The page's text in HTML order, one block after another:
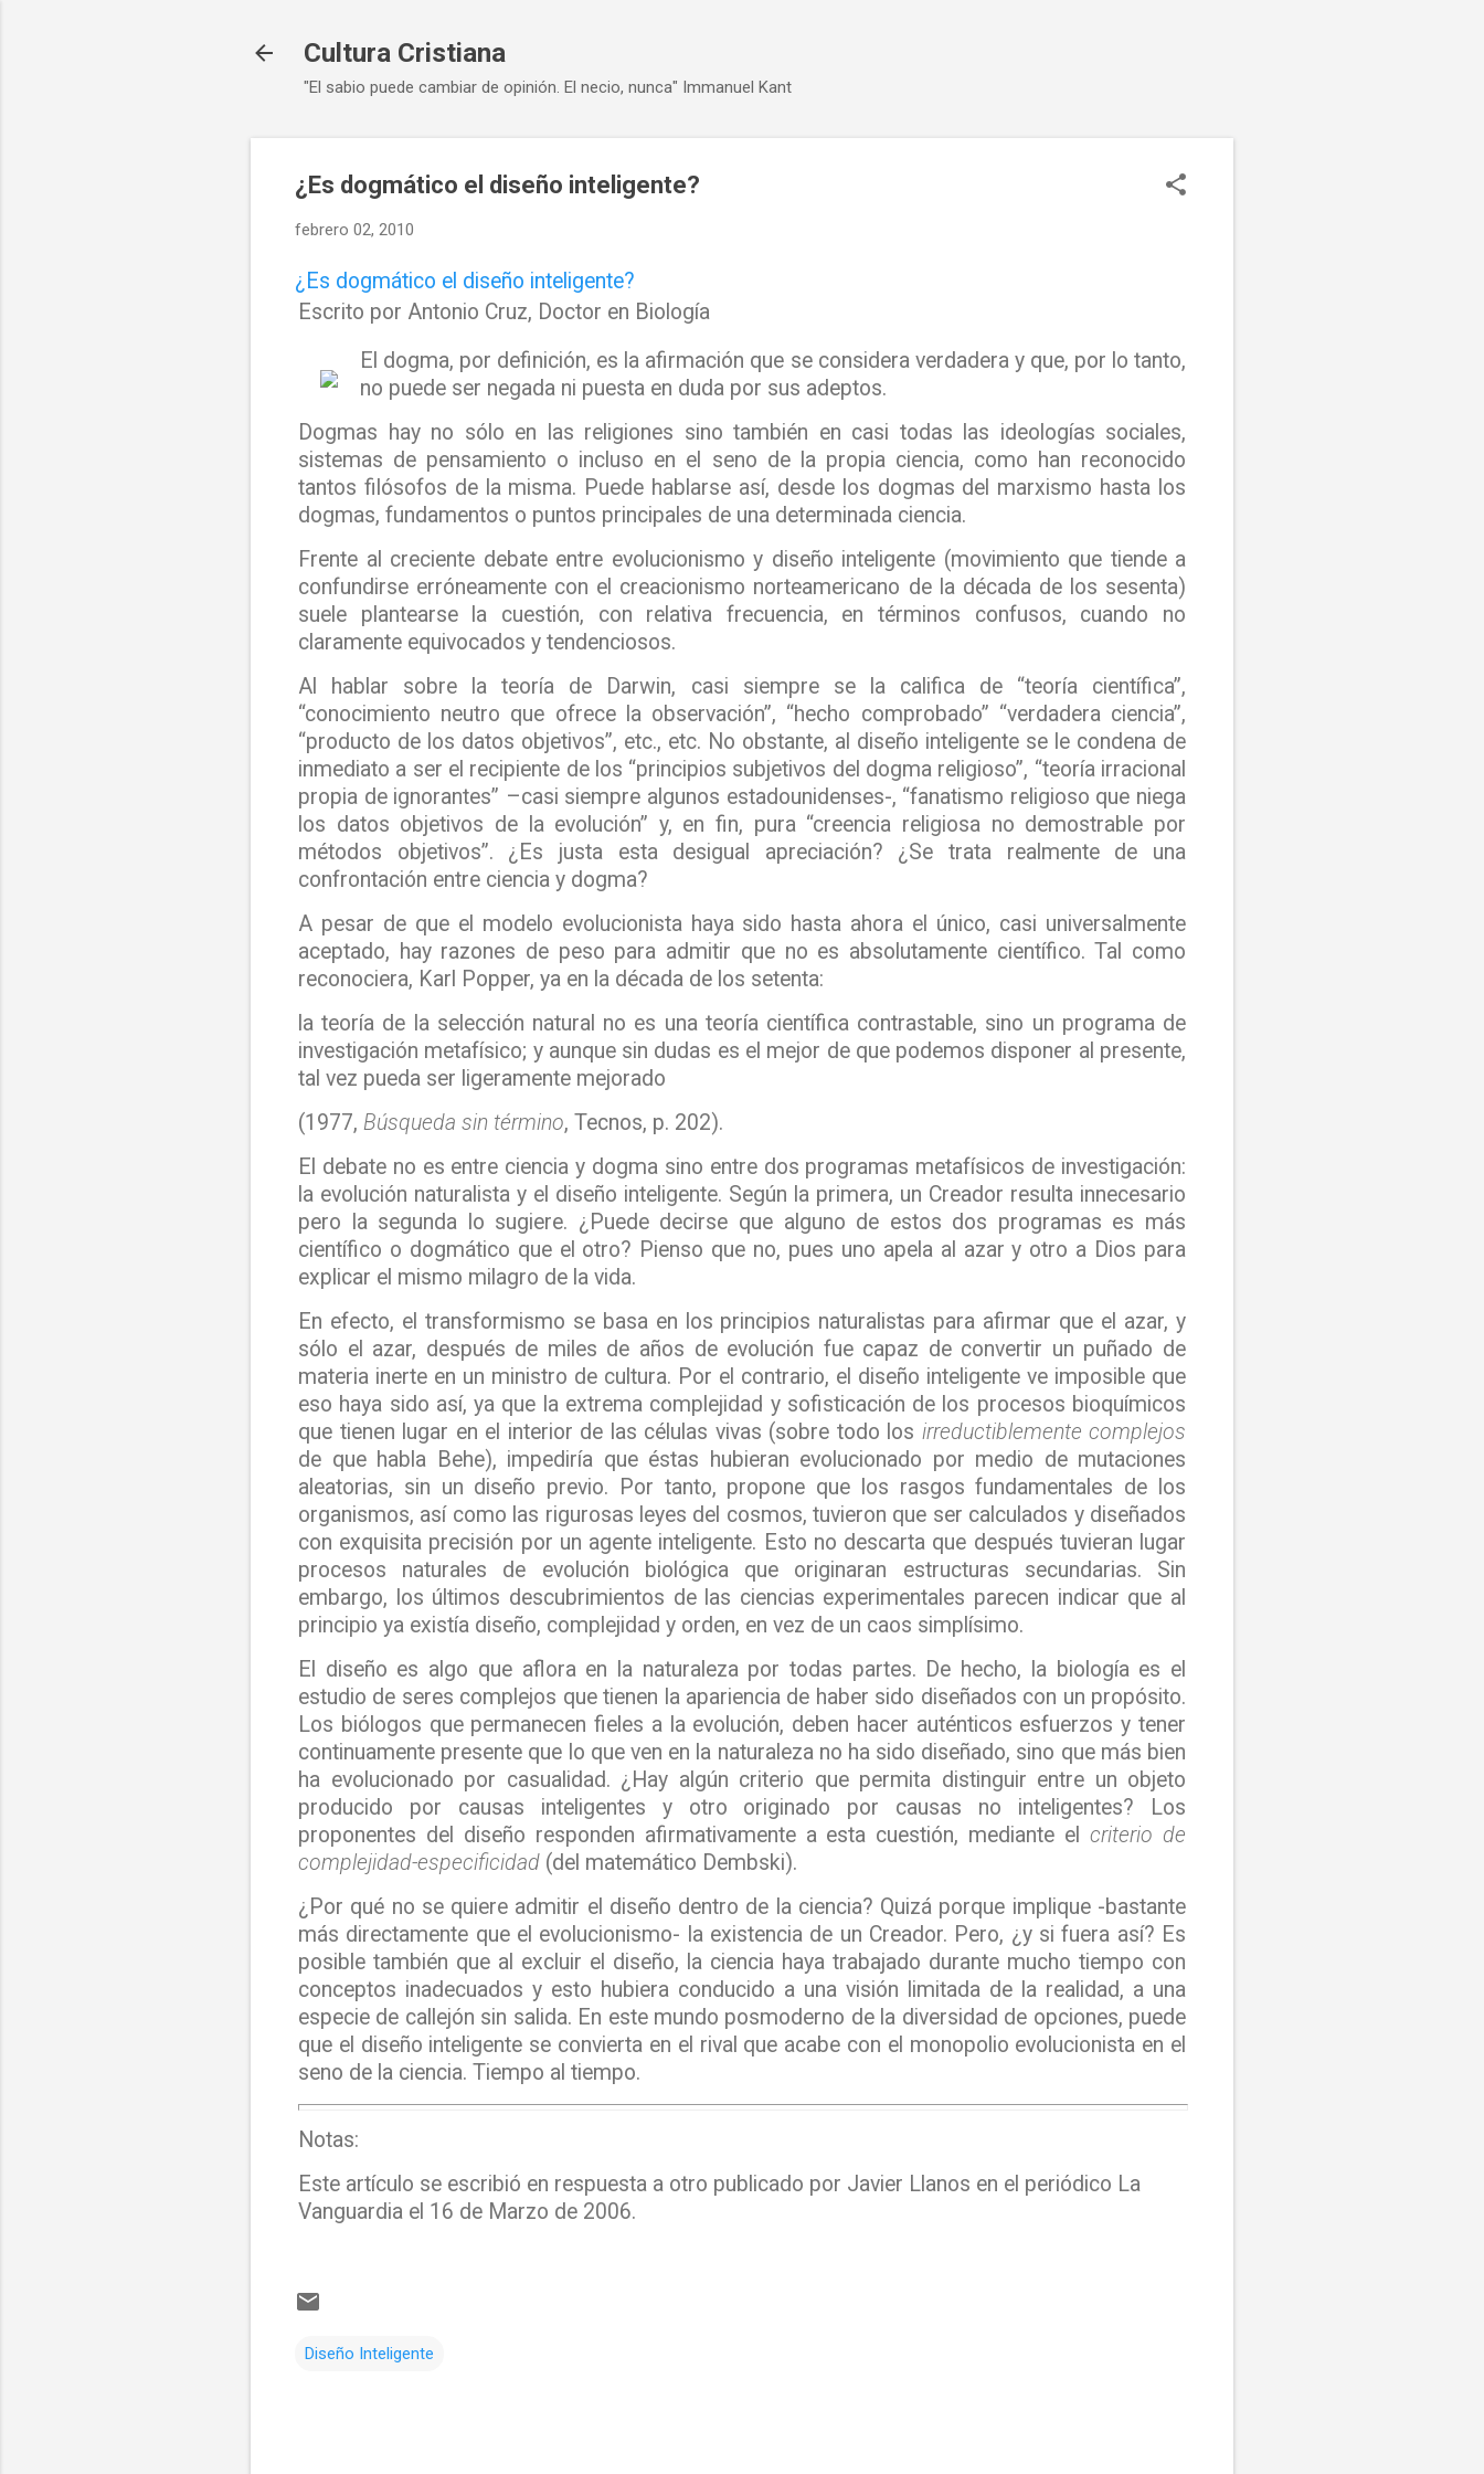
Cultura Cristiana
"El sabio puede cambiar de opinión. El necio, nunca" Immanuel Kant
¿Es dogmático el diseño inteligente?
febrero 02, 2010
¿Es dogmático el diseño inteligente?
Escrito por Antonio Cruz, Doctor en Biología
El dogma, por definición, es la afirmación que se considera verdadera y que, por lo tanto,
no puede ser negada ni puesta en duda por sus adeptos.
Dogmas hay no sólo en las religiones sino también en casi todas las ideologías sociales,
sistemas de pensamiento o incluso en el seno de la propia ciencia, como han reconocido
tantos filósofos de la misma. Puede hablarse así, desde los dogmas del marxismo hasta los
dogmas, fundamentos o puntos principales de una determinada ciencia.
Frente al creciente debate entre evolucionismo y diseño inteligente (movimiento que tiende a
confundirse erróneamente con el creacionismo norteamericano de la década de los sesenta)
suele plantearse la cuestión, con relativa frecuencia, en términos confusos, cuando no
claramente equivocados y tendenciosos.
Al hablar sobre la teoría de Darwin, casi siempre se la califica de “teoría científica”,
“conocimiento neutro que ofrece la observación”, “hecho comprobado” “verdadera ciencia”,
“producto de los datos objetivos”, etc., etc. No obstante, al diseño inteligente se le condena de
inmediato a ser el recipiente de los “principios subjetivos del dogma religioso”, “teoría irracional
propia de ignorantes” –casi siempre algunos estadounidenses-, “fanatismo religioso que niega
los datos objetivos de la evolución” y, en fin, pura “creencia religiosa no demostrable por
métodos objetivos”. ¿Es justa esta desigual apreciación? ¿Se trata realmente de una
confrontación entre ciencia y dogma?
A pesar de que el modelo evolucionista haya sido hasta ahora el único, casi universalmente
aceptado, hay razones de peso para admitir que no es absolutamente científico. Tal como
reconociera, Karl Popper, ya en la década de los setenta:
la teoría de la selección natural no es una teoría científica contrastable, sino un programa de
investigación metafísico; y aunque sin dudas es el mejor de que podemos disponer al presente,
tal vez pueda ser ligeramente mejorado
(1977, Búsqueda sin término, Tecnos, p. 202).
El debate no es entre ciencia y dogma sino entre dos programas metafísicos de investigación:
la evolución naturalista y el diseño inteligente. Según la primera, un Creador resulta innecesario
pero la segunda lo sugiere. ¿Puede decirse que alguno de estos dos programas es más
científico o dogmático que el otro? Pienso que no, pues uno apela al azar y otro a Dios para
explicar el mismo milagro de la vida.
En efecto, el transformismo se basa en los principios naturalistas para afirmar que el azar, y
sólo el azar, después de miles de años de evolución fue capaz de convertir un puñado de
materia inerte en un ministro de cultura. Por el contrario, el diseño inteligente ve imposible que
eso haya sido así, ya que la extrema complejidad y sofisticación de los procesos bioquímicos
que tienen lugar en el interior de las células vivas (sobre todo los irreductiblemente complejos
de que habla Behe), impediría que éstas hubieran evolucionado por medio de mutaciones
aleatorias, sin un diseño previo. Por tanto, propone que los rasgos fundamentales de los
organismos, así como las rigurosas leyes del cosmos, tuvieron que ser calculados y diseñados
con exquisita precisión por un agente inteligente. Esto no descarta que después tuvieran lugar
procesos naturales de evolución biológica que originaran estructuras secundarias. Sin
embargo, los últimos descubrimientos de las ciencias experimentales parecen indicar que al
principio ya existía diseño, complejidad y orden, en vez de un caos simplísimo.
El diseño es algo que aflora en la naturaleza por todas partes. De hecho, la biología es el
estudio de seres complejos que tienen la apariencia de haber sido diseñados con un propósito.
Los biólogos que permanecen fieles a la evolución, deben hacer auténticos esfuerzos y tener
continuamente presente que lo que ven en la naturaleza no ha sido diseñado, sino que más bien
ha evolucionado por casualidad. ¿Hay algún criterio que permita distinguir entre un objeto
producido por causas inteligentes y otro originado por causas no inteligentes? Los
proponentes del diseño responden afirmativamente a esta cuestión, mediante elcriterio de
complejidad-especificidad (del matemático Dembski).
¿Por qué no se quiere admitir el diseño dentro de la ciencia? Quizá porque implique -bastante
más directamente que el evolucionismo- la existencia de un Creador. Pero, ¿y si fuera así? Es
posible también que al excluir el diseño, la ciencia haya trabajado durante mucho tiempo con
conceptos inadecuados y esto hubiera conducido a una visión limitada de la realidad, a una
especie de callejón sin salida. En este mundo posmoderno de la diversidad de opciones, puede
que el diseño inteligente se convierta en el rival que acabe con el monopolio evolucionista en el
seno de la ciencia. Tiempo al tiempo.
Notas:
Este artículo se escribió en respuesta a otro publicado por Javier Llanos en el periódico La
Vanguardia el 16 de Marzo de 2006.
Diseño Inteligente